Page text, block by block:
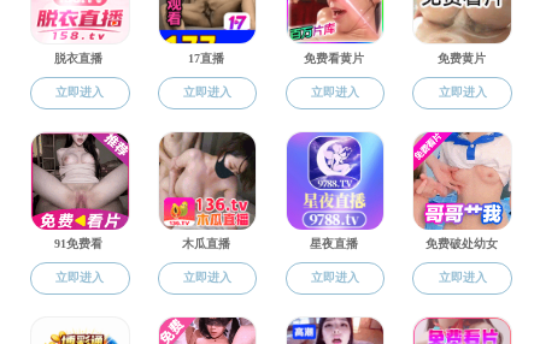
电子信息 >
蒋治国，1986
论文
10余篇，其中
研究方向：
教育背景：
2016年9月